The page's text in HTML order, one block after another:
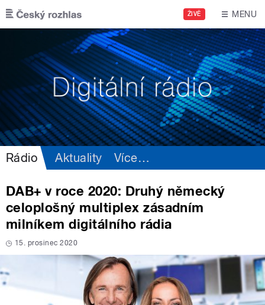
Přejít k hlavnímu obsahu
ŽIVĚ MENU
Rádio Aktuality Více…
DAB+ v roce 2020: Druhý německý
celoplošný multiplex zásadním
milníkem digitálního rádia
15. prosinec 2020